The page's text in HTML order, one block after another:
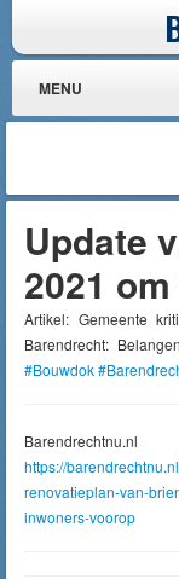
MENU
Update
2021
Artikel: Gemeente
Barendrecht:
#Bouwdok
Barendrechtnu.nl
https://
renovatieplan-van-
inwoners-voorop